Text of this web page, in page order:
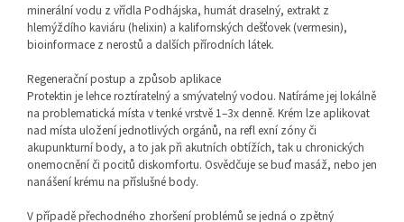
minerální vodu z vřídla Podhájska, humát draselný, extrakt z
hlemýždího kaviáru (helixin) a kalifornských dešťovek (vermesin),
bioinformace z nerostů a dalších přírodních látek.
Regenerační postup a způsob aplikace
Protektin je lehce roztíratelný a smývatelný vodou. Natíráme jej lokálně
na problematická místa v tenké vrstvě 1–3x denně. Krém lze aplikovat
nad místa uložení jednotlivých orgánů, na refl exní zóny či
akupunkturní body, a to jak při akutních obtížích, tak u chronických
onemocnění či pocitů diskomfortu. Osvědčuje se buď masáž, nebo jen
nanášení krému na příslušné body.
V případě přechodného zhoršení problémů se jedná o zpětný